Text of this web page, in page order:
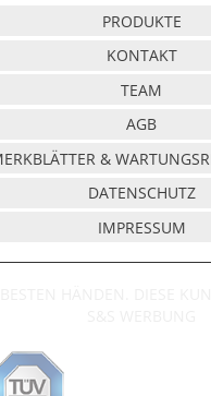
PRODUKTE
KONTAKT
TEAM
AGB
&
DATENSCHUTZ
IMPRESSUM